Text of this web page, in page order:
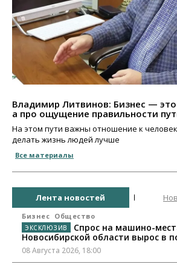
Владимир Литвинов: Бизнес — это
а про ощущение правильности
На этом пути важны отношение к
делать жизнь людей лучше
Все материалы
Лента новостей
Бизнес Общество
Спрос на машино-
Новосибирской области вырос в
08 Августа 2026, 18:00